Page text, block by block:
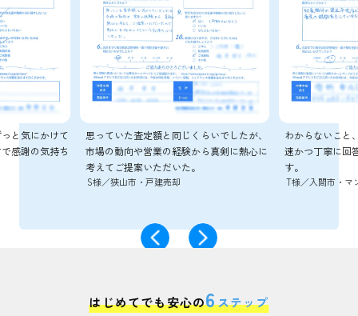
中古戸建 狭山市水野の中古戸建 ご成約しました
土地 狭山市北入曽の土地 ご成約しました
土地 狭山市北入曽の土地 ご成約しました
狭山市柏原の土地 ご成約しました
狭山市鵜ノ木の土地 ご成約しました
いでしたが、
真剣に熱心に
わからないこと、不明なことについて、迅
速かつ丁寧に回答くださり感謝いたしま
す。
T様／入間市・マンション売却
契約内容どおり
た。
K様／所沢市・マ
はじめてでも安心の6ステップ